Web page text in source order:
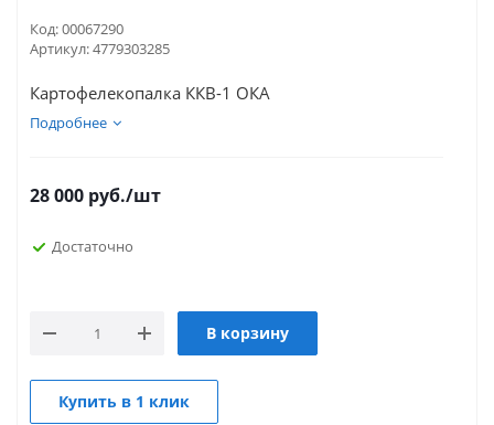
Код:00067290
Артикул:4779303285
Картофелекопалка ККВ-1 ОКА
Подробнее
28 000 руб./шт
Достаточно
В корзину
Купить в 1 клик